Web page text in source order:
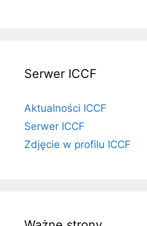
Serwer ICCF
Aktualności ICCF
Serwer ICCF
Zdjęcie w profilu ICCF